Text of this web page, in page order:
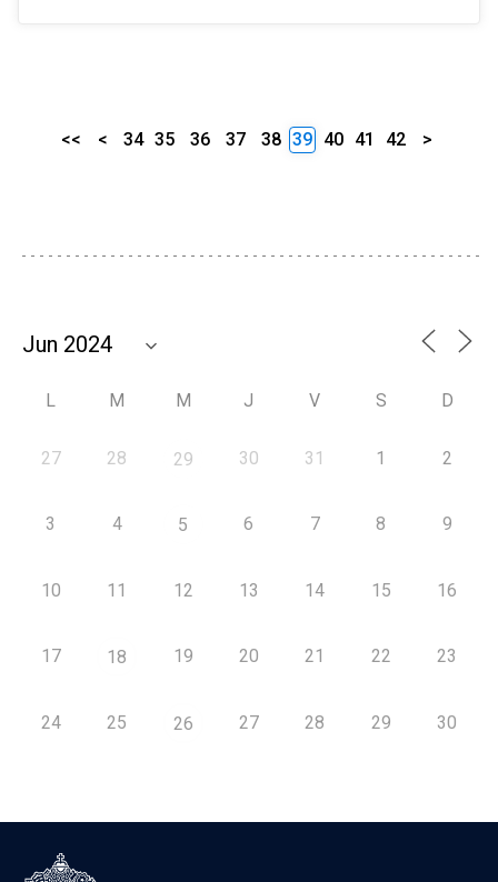
<< < 34 35 36 37 38 39 40 41 42 >
L M M J V S D
27 28 29 30 31 1 2
3 4 5 6 7 8 9
10 11 12 13 14 15 16
17 18 19 20 21 22 23
24 25 26 27 28 29 30